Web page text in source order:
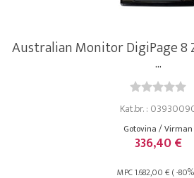
Australian Monitor DigiPage 8
...
Kat.br. :
Gotovina / Virman
336,40 €
MPC 1.682,00 € ( -